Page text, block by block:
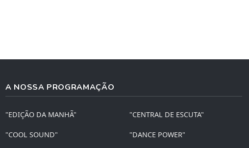
A NOSSA PROGRAMAÇÃO
"EDIÇÃO DA MANHÃ" "CENTRAL DE ESCUTA"
"COOL SOUND" "DANCE POWER"